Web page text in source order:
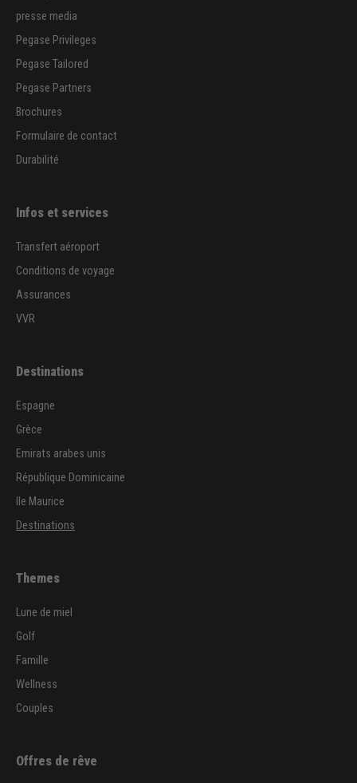
presse media
Pegase Privileges
Pegase Tailored
Pegase Partners
Brochures
Formulaire de contact
Durabilité
Infos et services
Transfert aéroport
Conditions de voyage
Assurances
VVR
Destinations
Espagne
Grèce
Emirats arabes unis
République Dominicaine
Ile Maurice
Destinations
Themes
Lune de miel
Golf
Famille
Wellness
Couples
Offres de rêve